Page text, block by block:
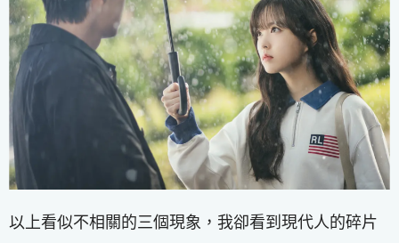
以上看似不相關的三個現象，我卻看到現代人的碎片